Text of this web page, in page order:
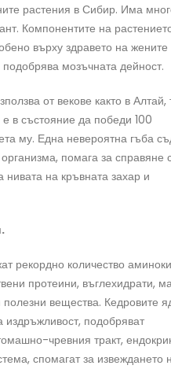
растения в Сибир. Има
Компонентите на
върху здравето на жените
мозъчната дейност.
от векове както в Алтай,
в състояние да победи 100
му. Една невероятна гъба
помага за справяне
на кръвната захар и
рекордно количество
протеини, въглехидрати,
вещества. Кедровите
издръжливост, подобряват
чревния тракт,
спомагат за извеждането